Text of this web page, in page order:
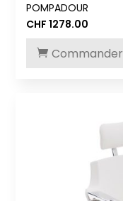
POMPADOUR
CHF 1278.00
Commander